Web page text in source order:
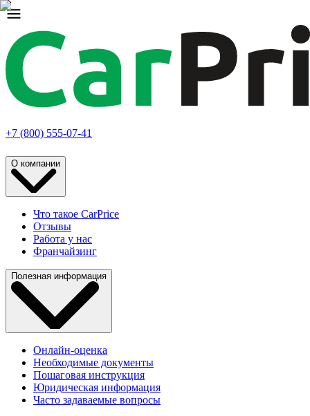
+7 (800) 555-07-41
О компании
Что такое CarPrice
Отзывы
Работа у нас
Франчайзинг
Полезная информация
Онлайн-оценка
Необходимые документы
Пошаговая инструкция
Юридическая информация
Часто задаваемые вопросы